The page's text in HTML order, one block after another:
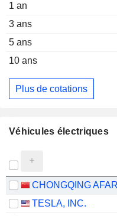
1 an
3 ans
5 ans
10 ans
Plus de cotations
Véhicules électriques
TESLA, INC.